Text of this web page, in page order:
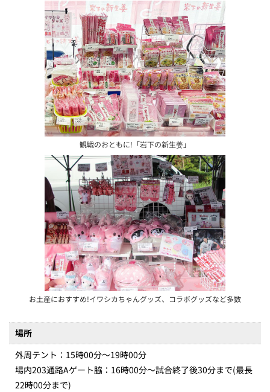
観戦のおともに!「岩下の新生姜」
お土産におすすめ!イワシカちゃんグッズ、コラボグッズなど多数
場所
外周テント：15時00分～19時00分
場内203通路Aゲート脇：16時00分～試合終了後30分まで(最長
22時00分まで)